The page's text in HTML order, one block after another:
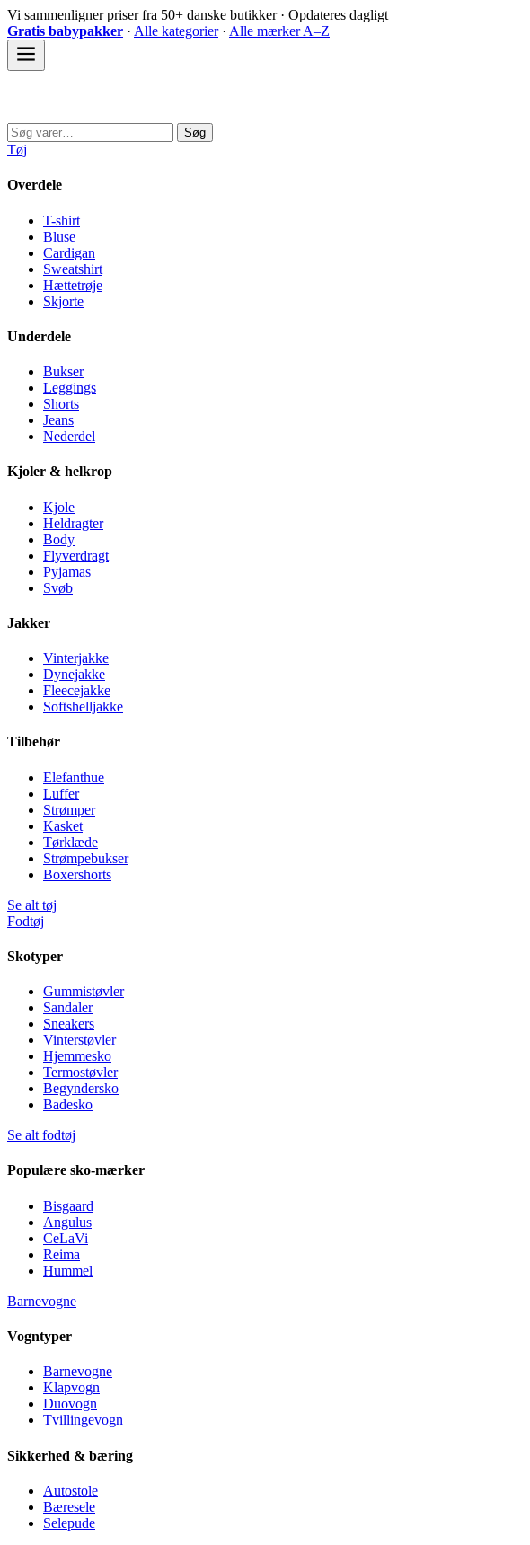
Spring
til
indhold
Vi sammenligner priser fra 50+ danske butikker · Opdateres dagligt
Gratis babypakker · Alle kategorier· Alle mærker A–Z
Søg
efter:
Søg
Tøj
Overdele
T-shirt
Bluse
Cardigan
Sweatshirt
Hættetrøje
Skjorte
Underdele
Bukser
Leggings
Shorts
Jeans
Nederdel
Kjoler & helkrop
Kjole
Heldragter
Body
Flyverdragt
Pyjamas
Svøb
Jakker
Vinterjakke
Dynejakke
Fleecejakke
Softshelljakke
Tilbehør
Elefanthue
Luffer
Strømper
Kasket
Tørklæde
Strømpebukser
Boxershorts
Se alt tøj
Fodtøj
Skotyper
Gummistøvler
Sandaler
Sneakers
Vinterstøvler
Hjemmesko
Termostøvler
Begyndersko
Badesko
Se alt fodtøj
Populære sko-mærker
Bisgaard
Angulus
CeLaVi
Reima
Hummel
Barnevogne
Vogntyper
Barnevogne
Klapvogn
Duovogn
Tvillingevogn
Sikkerhed & bæring
Autostole
Bæresele
Selepude